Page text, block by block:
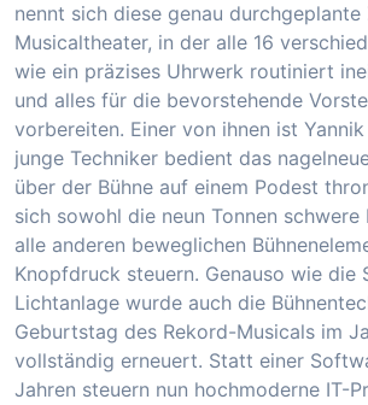
nennt sich diese genau durchgeplante
Musicaltheater, in der alle 16
wie ein präzises Uhrwerk routiniert
und alles für die bevorstehende
vorbereiten. Einer von ihnen ist
junge Techniker bedient das
über der Bühne auf einem Podest
sich sowohl die neun Tonnen schwere
alle anderen beweglichen
Knopfdruck steuern. Genauso wie die
Lichtanlage wurde auch die
Geburtstag des Rekord-Musicals im
vollständig erneuert. Statt einer
Jahren steuern nun hochmoderne IT-